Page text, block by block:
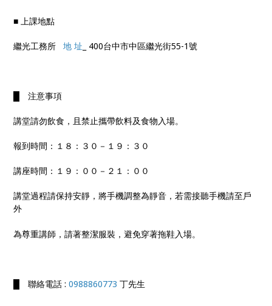
■ 上課地點
繼光工務所地 址 _ 400台中市中區繼光街55-1號
█ 注意事項
講堂請勿飲食，且禁止攜帶飲料及食物入場。
報到時間：１８：３０－１９：３０
講座時間：１９：００－２１：００
講堂過程請保持安靜，將手機調整為靜音，若需接聽手機請至戶
外
為尊重講師，請著整潔服裝，避免穿著拖鞋入場。
█ 聯絡電話 : 0988860773 丁先生